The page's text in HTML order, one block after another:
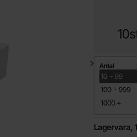
Mängdrabatt
Antal
10 -
till 99
100 -
till 999
1000 +
till
Lagervara,